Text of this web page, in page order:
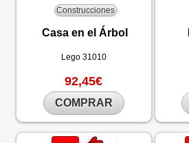
Construcciones
Casa en el Árbol
Lego 31010
92,45€
COMPRAR